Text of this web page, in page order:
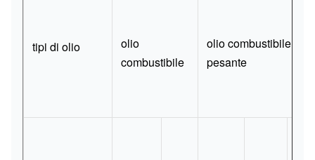
tipi di olio
olio
combustibile
olio combustibile
pesante